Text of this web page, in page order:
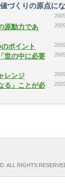
づくりの原点に
原動力であ
ポイント
世の中に必要
レンジ
る」ことが必
ALL RIGHTS